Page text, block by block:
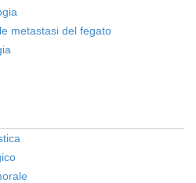
metastasi del fegato